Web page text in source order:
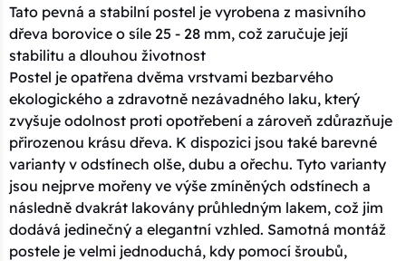
Tato pevná a stabilní postel je vyrobena z masivního
dřeva borovice o síle 25 - 28 mm, což zaručuje její
stabilitu a dlouhou životnost
Postel je opatřena dvěma vrstvami bezbarvého
ekologického a zdravotně nezávadného laku, který
zvyšuje odolnost proti opotřebení a zároveň zdůrazňuje
přirozenou krásu dřeva. K dispozici jsou také barevné
varianty v odstínech olše, dubu a ořechu. Tyto varianty
jsou nejprve mořeny ve výše zmíněných odstínech a
následně dvakrát lakovány průhledným lakem, což jim
dodává jedinečný a elegantní vzhled. Samotná montáž
postele je velmi jednoduchá, kdy pomocí šroubů,